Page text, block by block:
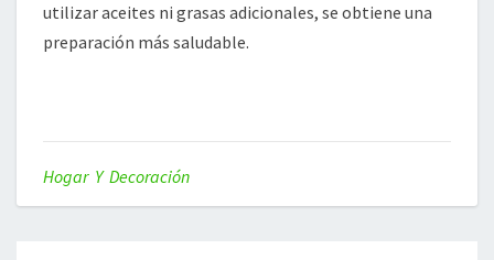
utilizar aceites ni grasas adicionales, se obtiene una
preparación más saludable.
Hogar Y Decoración